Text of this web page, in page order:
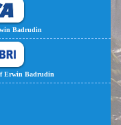
Badrudin
Erwin Badrudin